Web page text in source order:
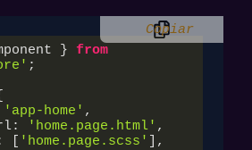
Copiar
} from
;
'app-home' ,
'home.page.html' ,
[
'home.page.scss'
],